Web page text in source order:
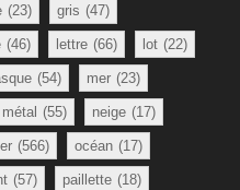
(23) gris (47)
(46) lettre (66) lot (22)
(54) mer (23)
métal (55) neige (17)
(566) océan (17)
(57) paillette (18)